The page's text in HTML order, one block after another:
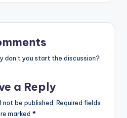
don’t you start the discussion?
a Reply
be published. Required fields
marked *